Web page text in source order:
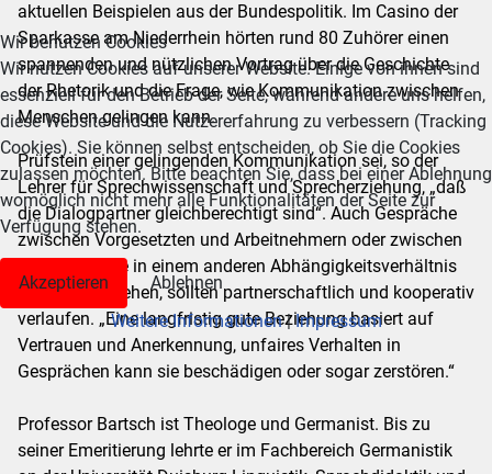
aktuellen Beispielen aus der Bundespolitik. Im Casino der
Sparkasse am Niederrhein hörten rund 80 Zuhörer einen
spannenden und nützlichen Vortrag über die Geschichte
der Rhetorik und die Frage, wie Kommunikation zwischen
Menschen gelingen kann.
Prüfstein einer gelingenden Kommunikation sei, so der
Lehrer für Sprechwissenschaft und Sprecherziehung, „daß
die Dialogpartner gleichberechtigt sind“. Auch Gespräche
zwischen Vorgesetzten und Arbeitnehmern oder zwischen
Menschen, die in einem anderen Abhängigkeitsverhältnis
zueinander stehen, sollten partnerschaftlich und kooperativ
verlaufen. „Eine langfristig gute Beziehung basiert auf
Vertrauen und Anerkennung, unfaires Verhalten in
Gesprächen kann sie beschädigen oder sogar zerstören.“
Professor Bartsch ist Theologe und Germanist. Bis zu
seiner Emeritierung lehrte er im Fachbereich Germanistik
Wir benutzen Cookies
Wir nutzen Cookies auf unserer Website. Einige von ihnen sind
essenziell für den Betrieb der Seite, während andere uns helfen,
diese Website und die Nutzererfahrung zu verbessern (Tracking
Cookies). Sie können selbst entscheiden, ob Sie die Cookies
zulassen möchten. Bitte beachten Sie, dass bei einer Ablehnung
womöglich nicht mehr alle Funktionalitäten der Seite zur
Verfügung stehen.
Akzeptieren
Ablehnen
Weitere Informationen|Impressum